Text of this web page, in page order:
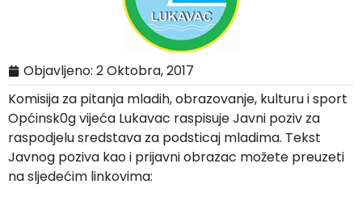
Objavljeno: 2 Oktobra, 2017
Komisija za pitanja mladih, obrazovanje, kulturu i sport
Općinsk0g vijeća Lukavac raspisuje Javni poziv za
raspodjelu sredstava za podsticaj mladima. Tekst
Javnog poziva kao i prijavni obrazac možete preuzeti
na sljedećim linkovima: